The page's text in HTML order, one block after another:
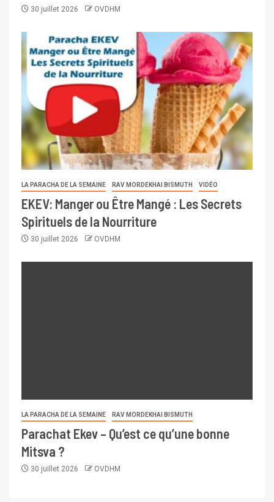
30 juillet 2026 OVDHM
LA PARACHA DE LA SEMAINE RAV MORDEKHAI BISMUTH VIDÉO
EKEV: Manger ou Être Mangé : Les Secrets
Spirituels de la Nourriture
30 juillet 2026 OVDHM
LA PARACHA DE LA SEMAINE RAV MORDEKHAI BISMUTH
Parachat Ekev – Qu’est ce qu’une bonne
Mitsva ?
30 juillet 2026 OVDHM